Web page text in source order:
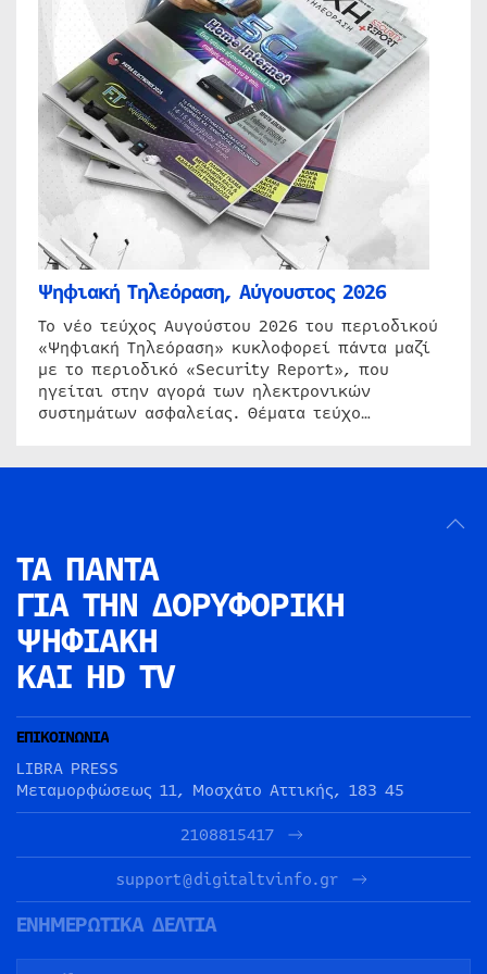
Ψηφιακή Τηλεόραση, Αύγουστος 2026
Το νέο τεύχος Αυγούστου 2026 του περιοδικού
«Ψηφιακή Τηλεόραση» κυκλοφορεί πάντα μαζί
με το περιοδικό «Security Report», που
ηγείται στην αγορά των ηλεκτρονικών
συστημάτων ασφαλείας. Θέματα τεύχο…
ΤΑ ΠΑΝΤΑ
ΓΙΑ ΤΗΝ ΔΟΡΥΦΟΡΙΚΗ
ΨΗΦΙΑΚΗ
ΚΑΙ HD TV
ΕΠΙΚΟΙΝΩΝΙΑ
LIBRA PRESS
Μεταμορφώσεως 11, Μοσχάτο Αττικής, 183 45
2108815417
support@digitaltvinfo.gr
ΕΝΗΜΕΡΩΤΙΚΑ ΔΕΛΤΙΑ